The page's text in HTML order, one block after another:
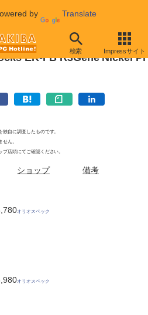
by Translate
検索 Impressサイト
EK-FB R3Gene Nickel Pl
自に調査したものです。
ん。
店頭にてご確認ください。
ショップ
備考
オリオスペック
オリオスペック